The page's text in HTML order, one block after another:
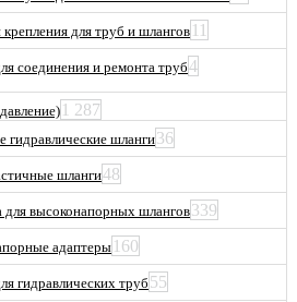
для труб и шлангов11
соединения и ремонта труб4
1 287
гидравлические шланги36
шланги48
для высоконапорных шлангов339
адаптеры 160
гидравлических труб55